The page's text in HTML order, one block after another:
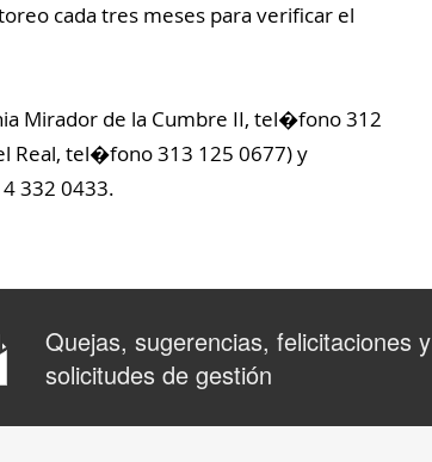
cada tres meses para verificar el
Mirador de la Cumbre II, tel�fono 312
Real, tel�fono 313 125 0677) y
332 0433.
Quejas, sugerencias, felicitaciones y
solicitudes de gestión